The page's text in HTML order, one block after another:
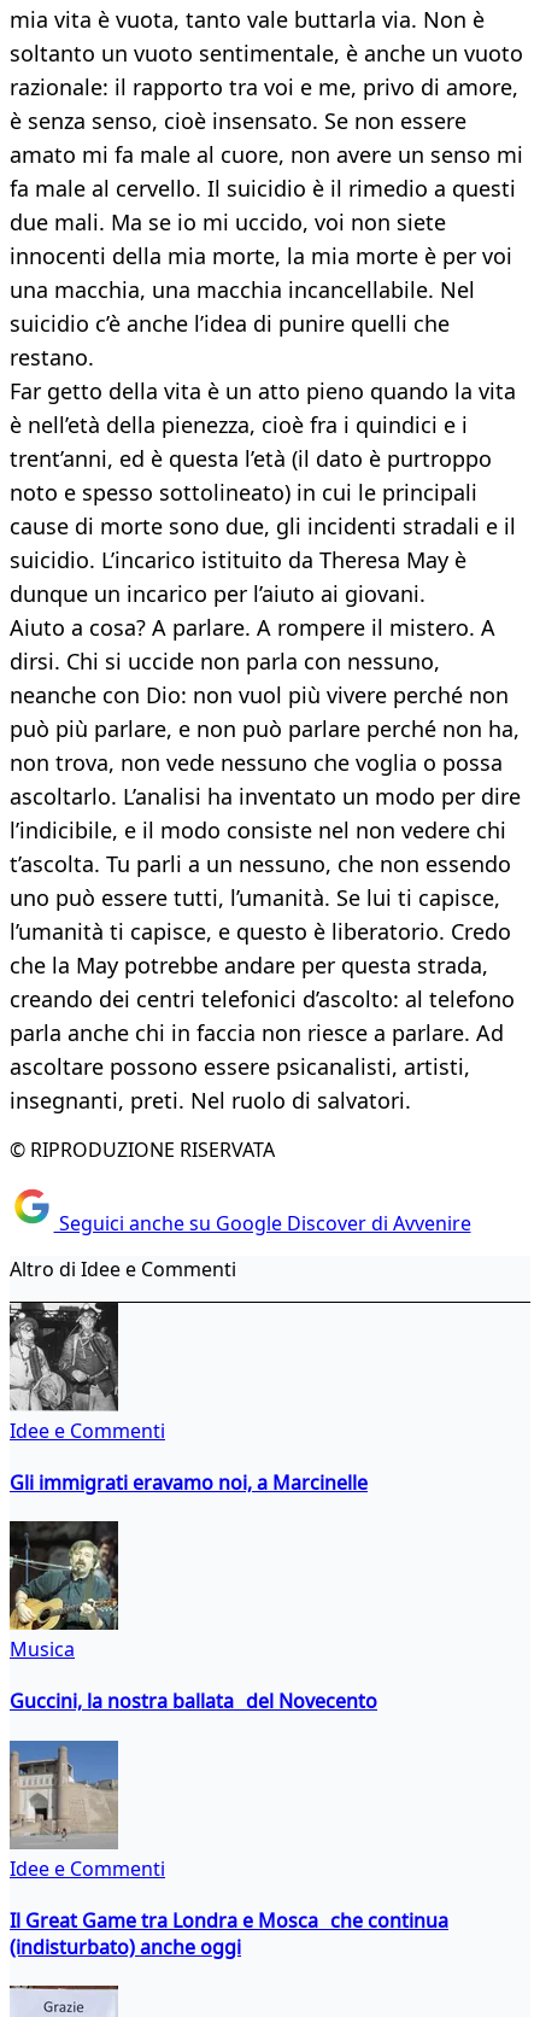
mia vita è vuota, tanto vale buttarla via. Non è
soltanto un vuoto sentimentale, è anche un vuoto
razionale: il rapporto tra voi e me, privo di amore,
è senza senso, cioè insensato. Se non essere
amato mi fa male al cuore, non avere un senso mi
fa male al cervello. Il suicidio è il rimedio a questi
due mali. Ma se io mi uccido, voi non siete
innocenti della mia morte, la mia morte è per voi
una macchia, una macchia incancellabile. Nel
suicidio c’è anche l’idea di punire quelli che
restano.
Far getto della vita è un atto pieno quando la vita
è nell’età della pienezza, cioè fra i quindici e i
trent’anni, ed è questa l’età (il dato è purtroppo
noto e spesso sottolineato) in cui le principali
cause di morte sono due, gli incidenti stradali e il
suicidio. L’incarico istituito da Theresa May è
dunque un incarico per l’aiuto ai giovani.
Aiuto a cosa? A parlare. A rompere il mistero. A
dirsi. Chi si uccide non parla con nessuno,
neanche con Dio: non vuol più vivere perché non
può più parlare, e non può parlare perché non ha,
non trova, non vede nessuno che voglia o possa
ascoltarlo. L’analisi ha inventato un modo per dire
l’indicibile, e il modo consiste nel non vedere chi
t’ascolta. Tu parli a un nessuno, che non essendo
uno può essere tutti, l’umanità. Se lui ti capisce,
l’umanità ti capisce, e questo è liberatorio. Credo
che la May potrebbe andare per questa strada,
creando dei centri telefonici d’ascolto: al telefono
parla anche chi in faccia non riesce a parlare. Ad
ascoltare possono essere psicanalisti, artisti,
insegnanti, preti. Nel ruolo di salvatori.
© RIPRODUZIONE RISERVATA
Seguici anche su Google Discover di Avvenire
Altro di Idee e Commenti
Idee e Commenti
Gli immigrati eravamo noi, a Marcinelle
Musica
Guccini, la nostra ballata del Novecento
Idee e Commenti
Il Great Game tra Londra e Mosca che continua
(indisturbato) anche oggi